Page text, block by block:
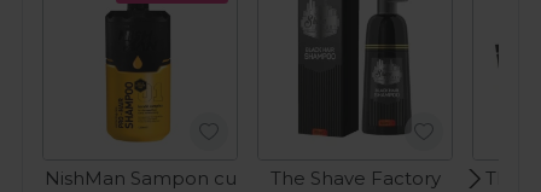
NishMan Sampon cu
The Shave Factory
The